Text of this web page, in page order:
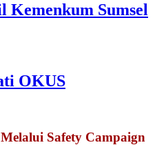
Sumsel
OKUS
Safety Campaign